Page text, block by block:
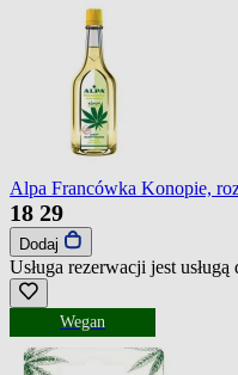
Alpa Francówka Konopie,
18 29
Dodaj
Usługa rezerwacji jest usługą
Wegan